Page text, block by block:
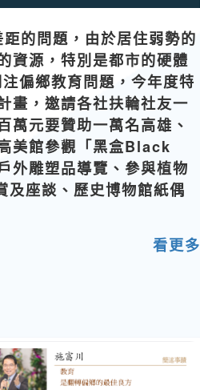
的問題，由於居住弱勢的
資源，特別是都市的硬體
偏鄉教育問題，今年度特
畫，邀請各社扶輪社友一
萬元要贊助一萬名高雄、
美館參觀「黑盒Black
外雕塑品導覽、參與植物
及座談、歷史博物館紙偶
看更多